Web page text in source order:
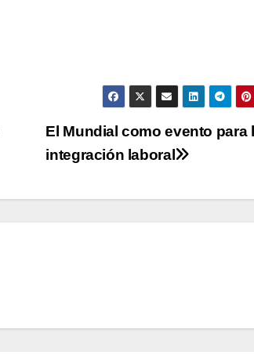
El Mundial como evento para
integración laboral